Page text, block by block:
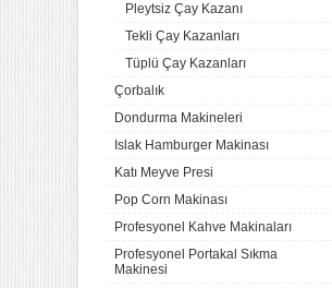
Pleytsiz Çay Kazanı
Tekli Çay Kazanları
Tüplü Çay Kazanları
Çorbalık
Dondurma Makineleri
Islak Hamburger Makinası
Katı Meyve Presi
Pop Corn Makinası
Profesyonel Kahve Makinaları
Profesyonel Portakal Sıkma
Makinesi